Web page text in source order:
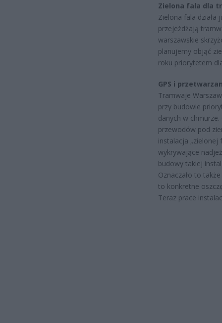
Zielona fala dla
Zielona fala działa
przejeżdżają
warszawskie
planujemy objąć
roku priorytetem
GPS i
Tramwaje
przy budowie
danych w
przewodów pod
instalacja „zielonej
wykrywające
budowy takiej
Oznaczało to
to konkretne
Teraz prace